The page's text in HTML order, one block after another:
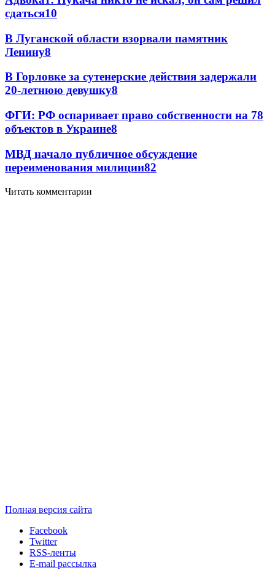
сдаться10
В Луганской области взорвали памятник
Ленину8
В Горловке за сутенерские действия задержали
20-летнюю девушку8
ФГИ: РФ оспаривает право собственности на 78
объектов в Украине8
МВД начало публичное обсуждение
переименования милиции82
Читать комментарии
Полная версия сайта
Facebook
Twitter
RSS-ленты
E-mail рассылка